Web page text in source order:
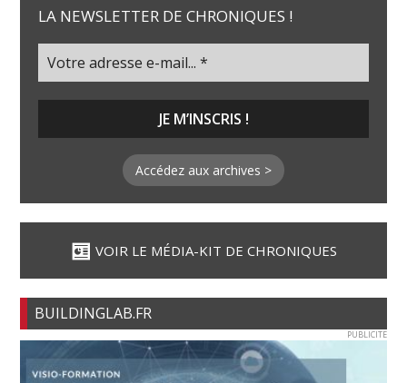
LA NEWSLETTER DE CHRONIQUES !
Accédez aux archives >
VOIR LE MÉDIA-KIT DE CHRONIQUES
BUILDINGLAB.FR
PUBLICITE